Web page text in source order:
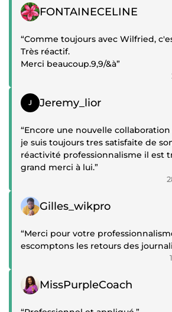
Témoignage positif
FONTAINECELINE
“Comme toujours avec Wilfried,
Très réactif.
Merci beaucoup.9,9/&à”
Témoignage positif
Jeremy_lior
“Encore une nouvelle
je suis toujours tres satisfaite de
réactivité professionnalisme il est très à
grand merci à lui.”
Témoignage positif
Gilles_wikpro
“Merci pour votre
escomptons les retours des
Témoignage positif
MissPurpleCoach